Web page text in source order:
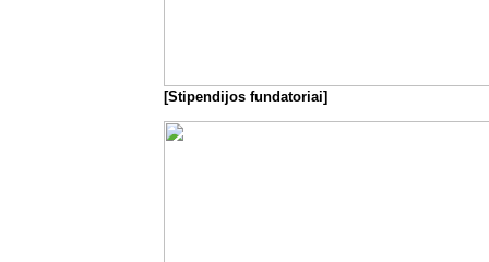
[Stipendijos fundatoriai]